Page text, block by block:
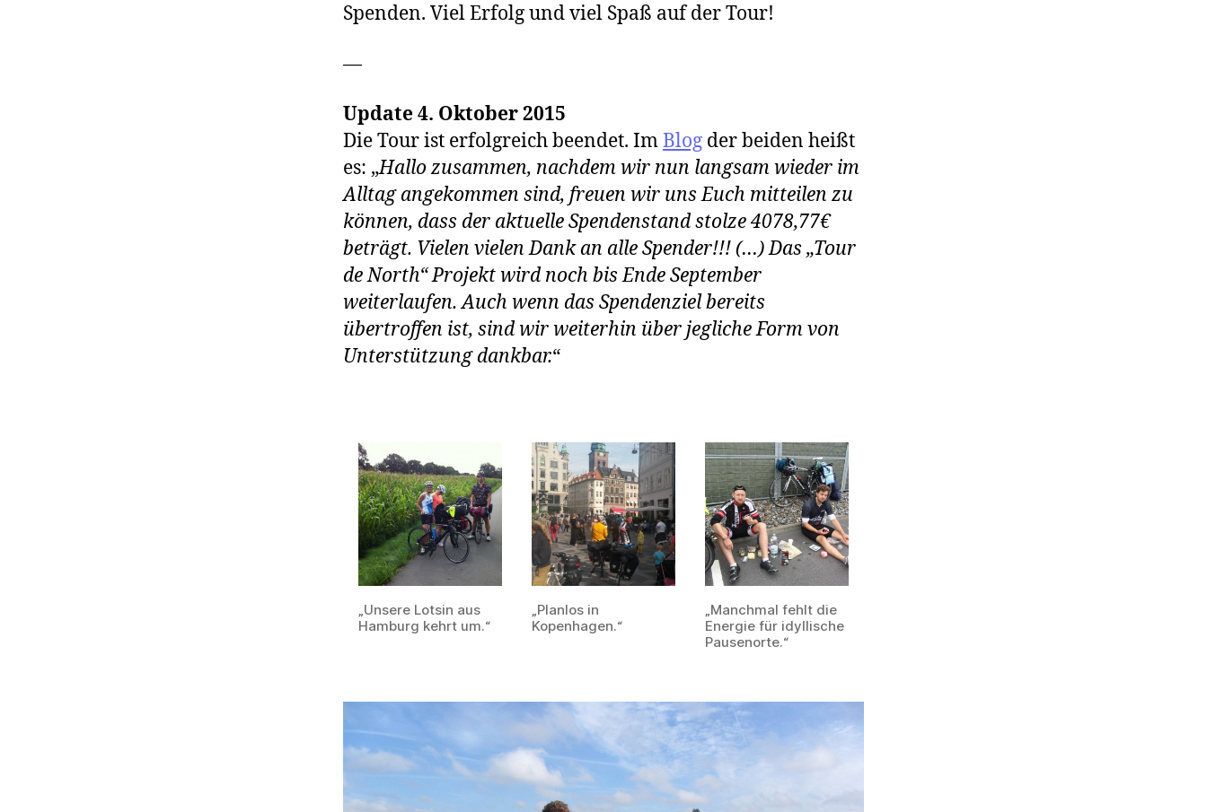
Spenden. Viel Erfolg und viel Spaß auf der Tour!
—
Update 4. Oktober 2015
Die Tour ist erfolgreich beendet. ImBlog der beiden heißt
es: „Hallo zusammen, nachdem wir nun langsam wieder im
Alltag angekommen sind, freuen wir uns Euch mitteilen zu
können, dass der aktuelle Spendenstand stolze 4078,77€
beträgt. Vielen vielen Dank an alle Spender!!! (…) Das „Tour
de North“ Projekt wird noch bis Ende September
weiterlaufen. Auch wenn das Spendenziel bereits
übertroffen ist, sind wir weiterhin über jegliche Form von
Unterstützung dankbar.“
„Unsere Lotsin aus
Hamburg kehrt um.“
„Planlos in
Kopenhagen.“
„Manchmal fehlt die
Energie für idyllische
Pausenorte.“